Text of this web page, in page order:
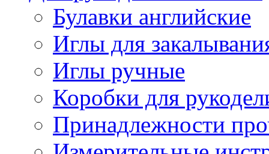
Булавки английские
Иглы для
Иглы ручные
Коробки для
Принадлежности